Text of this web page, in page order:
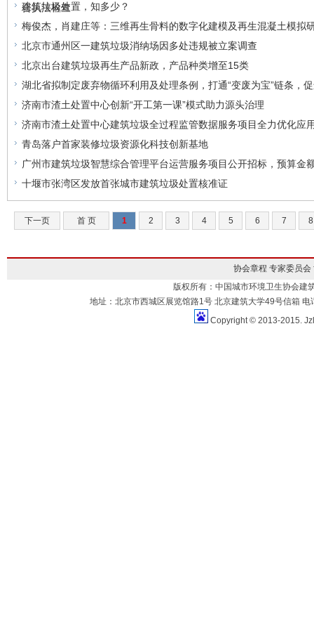
合执法检查
建筑垃圾处置，知多少？
梅俊杰，肖建庄等：三维再生骨料的数字化建模及再生混凝土模拟
北京市通州区一建筑垃圾消纳场因多处违规被立案调查
北京出台建筑垃圾再生产品新政，产品种类增至15类
湖北省拟制定废弃物循环利用及处理条例，打通“变废为宝”链条，
济南市渣土处置中心创新“开工第一课”模式助力源头治理
济南市渣土处置中心建筑垃圾全过程监管数据服务项目全力优化应
青岛落户首家装修垃圾资源化科技创新基地
广州市建筑垃圾智慧综合管理平台运营服务项目公开招标，预算金
十堰市张湾区发放首张城市建筑垃圾处置核准证
下一页 首 页 1 2 3 4 5 6 7 8
协会章程 专家委员会
版权所有：中国城市环境卫生协会建
地址：北京市西城区展览馆路1号 北京建筑大学49号信箱
Copyright © 2013-2015.